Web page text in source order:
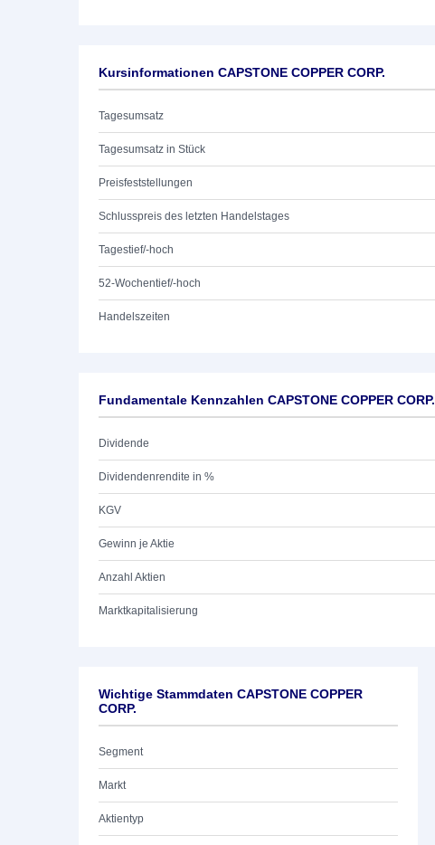
Kursinformationen CAPSTONE COPPER CORP.
Tagesumsatz
Tagesumsatz in Stück
Preisfeststellungen
Schlusspreis des letzten Handelstages
Tagestief/-hoch
52-Wochentief/-hoch
Handelszeiten
Fundamentale Kennzahlen CAPSTONE COPPER CORP.
Dividende
Dividendenrendite in %
KGV
Gewinn je Aktie
Anzahl Aktien
Marktkapitalisierung
Wichtige Stammdaten CAPSTONE COPPER
CORP.
Segment
Markt
Aktientyp